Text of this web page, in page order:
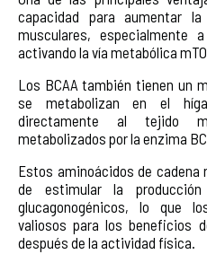
capacidad para aumentar
musculares, especialmente
activando la vía metabólica
Los BCAA también tienen un
se metabolizan en el
directamente al tejido
metabolizados por la enzima
Estos aminoácidos de cadena
de estimular la
glucagonogénicos, lo que
valiosos para los beneficios
después de la actividad física.